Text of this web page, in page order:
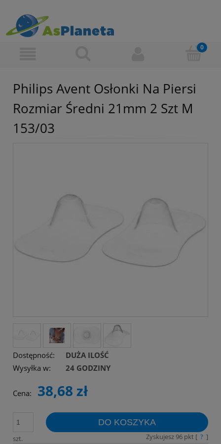
Philips Avent Osłonki Na Piersi
Rozmiar Średni 21mm 2 Szt M
153/03
Dostępność:
DUŻA ILOŚĆ
Wysyłka w:
24 GODZINY
Cena: 38,68 zł
szt.
DO KOSZYKA
Zyskujesz 96pkt [ ? ]